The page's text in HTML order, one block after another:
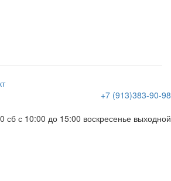
+7 (913)383-90-98
сб с 10:00 до 15:00 воскресенье выходной